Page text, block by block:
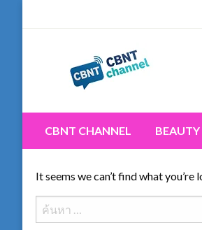
CBNT
CBNT CHANNEL
BEAUTY
It seems we can’t find what
ค้นหา
สำหรับ: